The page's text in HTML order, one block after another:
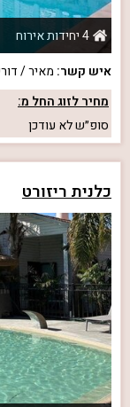
4 יחידות אירוח
איש קשר: מאיר /
מחיר לזוג החל מ:
סופ״שלא עודכן
כלנית ריזורט